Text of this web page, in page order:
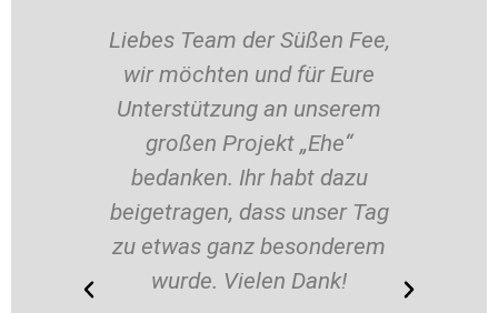
Liebes Team der Süßen Fee,
wir möchten und für Eure
Unterstützung an unserem
großen Projekt „Ehe“
bedanken. Ihr habt dazu
beigetragen, dass unser Tag
zu etwas ganz besonderem
wurde. Vielen Dank!